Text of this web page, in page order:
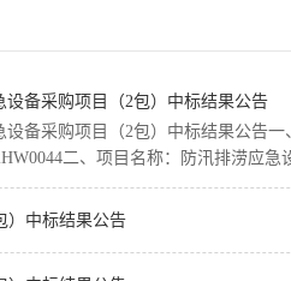
设备采购项目（2包）中标结果公告
设备采购项目（2包）中标结果公告一
二、项目名称：防汛排涝应
）中标结果公告